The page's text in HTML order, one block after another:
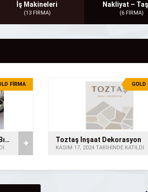
İş Makineleri
(13 FİRMA)
Nakliyat –
(6 FİRMA)
FİRMA
Bıldırcın.net: Türkiye’nin Bıldırcın Merkezi
GOLD
Toztaş İnşaat Dekorasyon
KASIM 17, 2024 TARİHİNDE KATILDI